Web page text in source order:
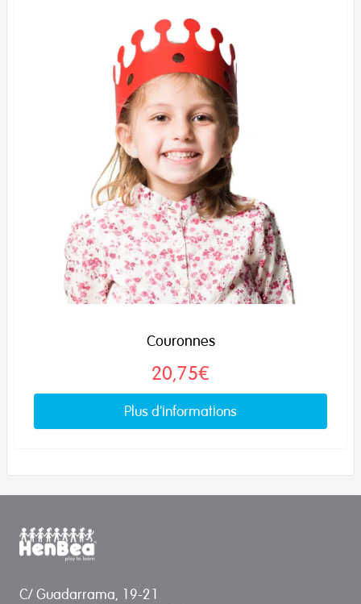
Couronnes
20,75€
Plus d'informations
C/ Guadarrama, 19-21